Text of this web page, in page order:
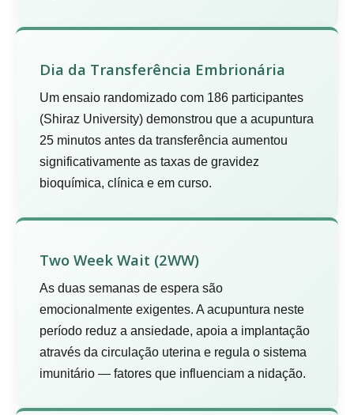
Dia da Transferência Embrionária
Um ensaio randomizado com 186 participantes
(Shiraz University) demonstrou que a acupuntura
25 minutos antes da transferência aumentou
significativamente as taxas de gravidez
bioquímica, clínica e em curso.
Two Week Wait (2WW)
As duas semanas de espera são
emocionalmente exigentes. A acupuntura neste
período reduz a ansiedade, apoia a implantação
através da circulação uterina e regula o sistema
imunitário — fatores que influenciam a nidação.